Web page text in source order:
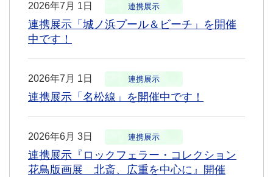
2026年7月 1日 連携展示
連携展示「城ノ浜プール＆ビーチ」を開催
中です！
2026年7月 1日 連携展示
連携展示「名松線」を開催中です！
2026年6月 3日 連携展示
連携展示『ロックフェラー・コレクション
花鳥版画展 北斎、広重を中心に』開催